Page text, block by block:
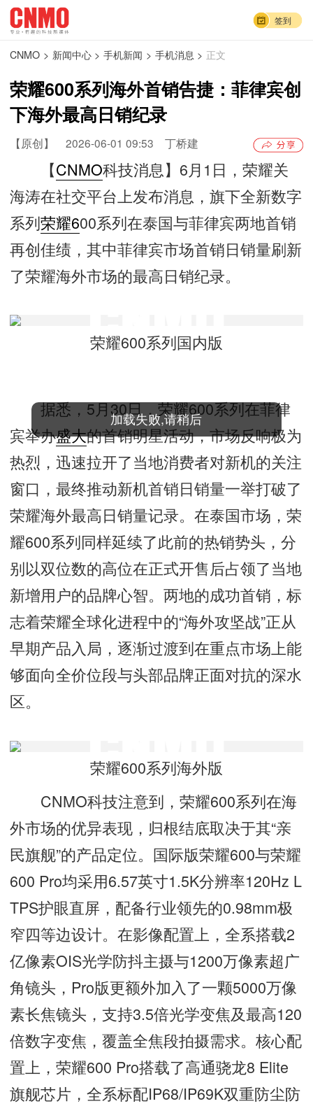
签到
CNMO > 新闻中心 > 手机新闻 > 手机消息 > 正文
荣耀600系列海外首销告捷：菲律宾创
下海外最高日销纪录
【原创】 2026-06-01 09:53 丁桥建
【CNMO科技消息】6月1日，荣耀关
海涛在社交平台上发布消息，旗下全新数字
系列荣耀600系列在泰国与菲律宾两地首销
再创佳绩，其中菲律宾市场首销日销量刷新
了荣耀海外市场的最高日销纪录。
荣耀600系列国内版
据悉，5月30日，荣耀600系列在菲律
宾举办盛大的首销明星活动，市场反响极为
热烈，迅速拉开了当地消费者对新机的关注
窗口，最终推动新机首销日销量一举打破了
荣耀海外最高日销量记录。在泰国市场，荣
耀600系列同样延续了此前的热销势头，分
别以双位数的高位在正式开售后占领了当地
新增用户的品牌心智。两地的成功首销，标
志着荣耀全球化进程中的“海外攻坚战”正从
早期产品入局，逐渐过渡到在重点市场上能
够面向全价位段与头部品牌正面对抗的深水
区。
荣耀600系列海外版
CNMO科技注意到，荣耀600系列在海
外市场的优异表现，归根结底取决于其“亲
民旗舰”的产品定位。国际版荣耀600与荣耀
600 Pro均采用6.57英寸1.5K分辨率120Hz L
TPS护眼直屏，配备行业领先的0.98mm极
窄四等边设计。在影像配置上，全系搭载2
亿像素OIS光学防抖主摄与1200万像素超广
角镜头，Pro版更额外加入了一颗5000万像
素长焦镜头，支持3.5倍光学变焦及最高120
倍数字变焦，覆盖全焦段拍摄需求。核心配
置上，荣耀600 Pro搭载了高通骁龙8 Elite
旗舰芯片，全系标配IP68/IP69K双重防尘防